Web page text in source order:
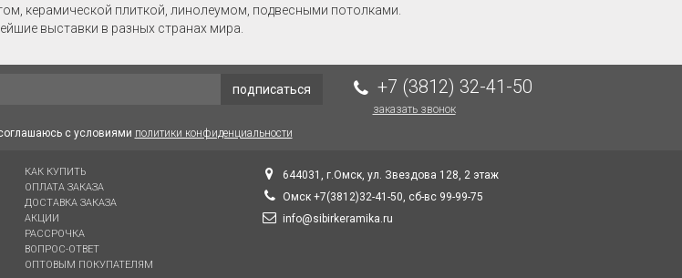
керамической плиткой, линолеумом, подвесными потолками.
выставки в разных странах мира.
подписаться
с условиями политики конфиденциальности
+7 (3812) 32-41-50
заказать звонок
КАК КУПИТЬ
ОПЛАТА ЗАКАЗА
ДОСТАВКА ЗАКАЗА
АКЦИИ
РАССРОЧКА
ВОПРОС-ОТВЕТ
ОПТОВЫМ ПОКУПАТЕЛЯМ
644031, г.Омск, ул. Звездова 128, 2 этаж
Омск +7(3812)32-41-50, сб-вс 99-99-75
info@sibirkeramika.ru